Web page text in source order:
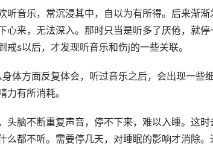
听音乐，常沉浸其中，自以为有所得。后来渐
心来，无法深入。那时只当是听多了厌倦，就
戒s以后，才发现听音乐和伤j的一些关联。
体方面反复体会，听过音乐之后，会出现一些
力有所消耗。
头脑不断重复声音，停不下来，难以入睡。这
么都不听。需要停几天，对睡眠的影响才消除